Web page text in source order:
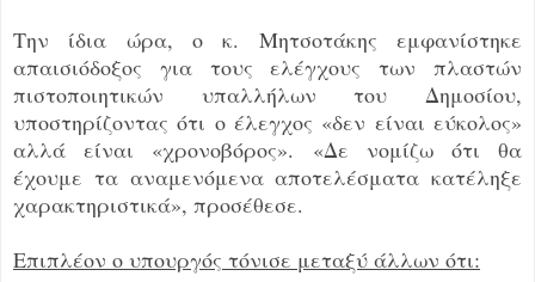
Την ίδια ώρα, ο κ. Μητσοτάκης εμφανίστηκε
απαισιόδοξος για τους ελέγχους των πλαστών
πιστοποιητικών υπαλλήλων του Δημοσίου,
υποστηρίζοντας ότι ο έλεγχος «δεν είναι εύκολος»
αλλά είναι «χρονοβόρος». «Δε νομίζω ότι θα
έχουμε τα αναμενόμενα αποτελέσματα κατέληξε
χαρακτηριστικά», προσέθεσε.
Επιπλέον ο υπουργός τόνισε μεταξύ άλλων ότι: